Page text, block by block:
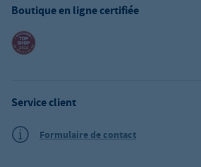
Boutique en ligne certifiée
Service client
Formulaire de contact